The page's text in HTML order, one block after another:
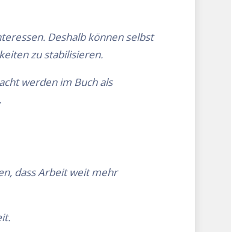
Deshalb können selbst
zu stabilisieren.
werden im Buch als
dass Arbeit weit mehr